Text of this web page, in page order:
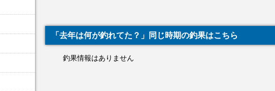
「去年は何が釣れてた？」同じ時期の釣果はこちら
釣果情報はありません